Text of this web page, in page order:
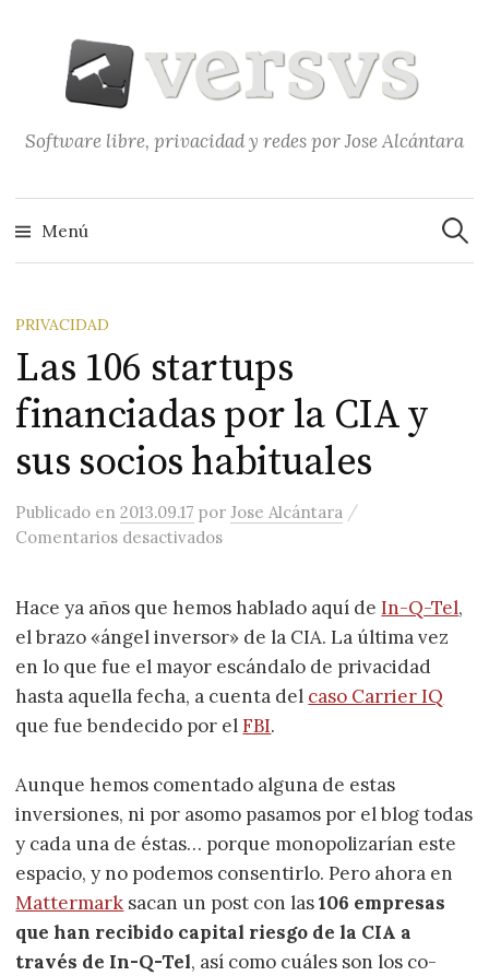
contenido
Software libre, privacidad y redes por Jose Alcántara
Menú
PRIVACIDAD
Las 106 startups
financiadas por la CIA y
sus socios habituales
Publicado en2013.09.17 porJose Alcántara /
Comentarios desactivadosen Las 106 startups financiadas
Hace ya años que hemos hablado aquí deIn-Q-Tel,
el brazo «ángel inversor» de la CIA. La última vez
en lo que fue el mayor escándalo de privacidad
hasta aquella fecha, a cuenta del caso Carrier IQ
que fue bendecido por elFBI.
Aunque hemos comentado alguna de estas
inversiones, ni por asomo pasamos por el blog todas
y cada una de éstas… porque monopolizarían este
espacio, y no podemos consentirlo. Pero ahora en
Mattermark sacan un post con las106 empresas
que han recibido capital riesgo de la CIA a
través de In-Q-Tel, así como cuáles son los co-